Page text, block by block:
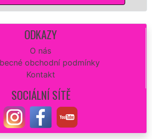
ODKAZY
O nás
obchodní podmínky
Kontakt
SOCIÁLNÍ SÍTĚ